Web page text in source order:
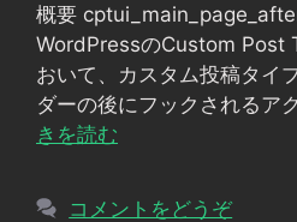
リ
ー
概要
WordPressのCustom Post
おいて、カスタム投稿タイ
ダーの後にフックされるア
きを読む
コメントをどうぞ